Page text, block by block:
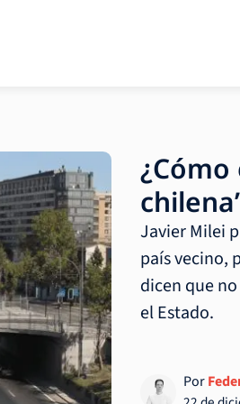
Javier Milei
país vecino,
dicen que
el Estado.
Por